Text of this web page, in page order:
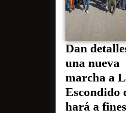
Dan
una nueva
marcha a
Escondido
hará a